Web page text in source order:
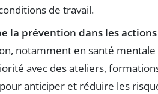
de travail.
la prévention dans les actions
notamment en santé
avec des ateliers,
anticiper et réduire les